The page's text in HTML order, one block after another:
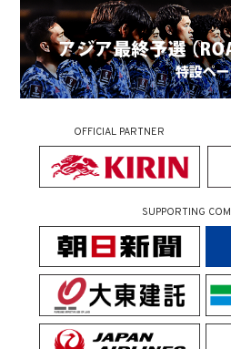
OFFICIAL PARTNER
SUPPORTING